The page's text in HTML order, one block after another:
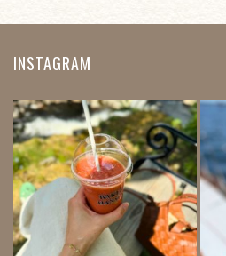
INSTAGRAM